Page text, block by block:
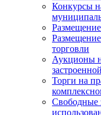
Конкурсы
торговли
Аукционы
Торги на
Свободные